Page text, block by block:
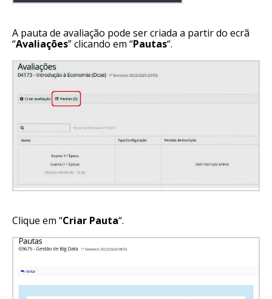
A pauta de avaliação pode ser criada a partir do ecrã
“Avaliações” clicando em “Pautas“.
Clique em “Criar Pauta“.